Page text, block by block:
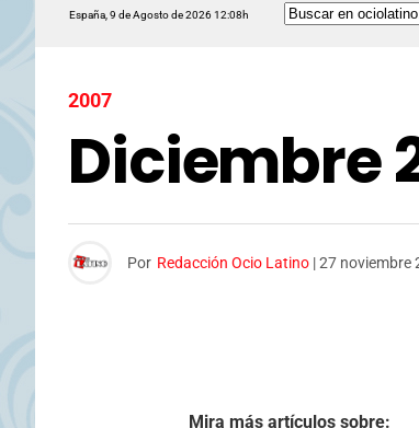
España, 9 de Agosto de 2026 12:08h
2007
Diciembre
Por Redacción Ocio Latino |27 noviembre
Mira más artículos sobre: